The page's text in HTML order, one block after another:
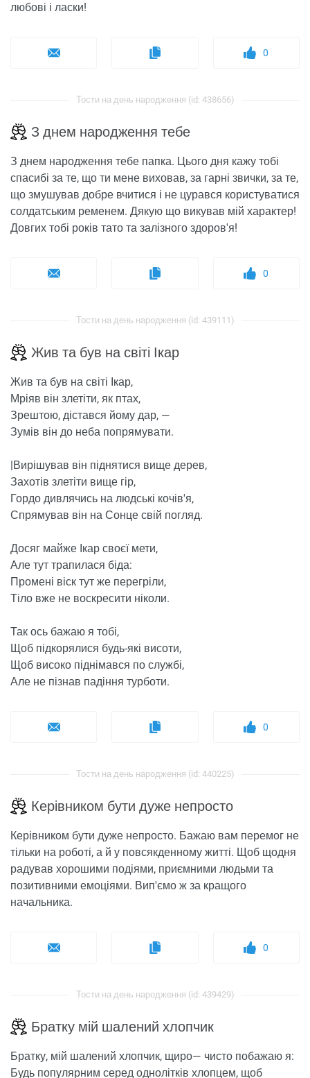
любові і ласки!
0
Тости на день народження (id: 438656)
З днем ​​народження тебе
З днем ​​народження тебе папка. Цього дня кажу тобі
спасибі за те, що ти мене виховав, за гарні звички, за те,
що змушував добре вчитися і не цурався користуватися
солдатським ременем. Дякую що викував мій характер!
Довгих тобі років тато та залізного здоров'я!
0
Тости на день народження (id: 439111)
Жив та був на світі Ікар
Жив та був на світі Ікар,
Мріяв він злетіти, як птах,
Зрештою, дістався йому дар, —
Зумів він до неба попрямувати.
|Вирішував він піднятися вище дерев,
Захотів злетіти вище гір,
Гордо дивлячись на людські кочів'я,
Спрямував він на Сонце свій погляд.
Досяг майже Ікар своєї мети,
Але тут трапилася біда:
Промені віск тут же перегріли,
Тіло вже не воскресити ніколи.
Так ось бажаю я тобі,
Щоб підкорялися будь-які висоти,
Щоб високо піднімався по службі,
Але не пізнав падіння турботи.
0
Тости на день народження (id: 440225)
Керівником бути дуже непросто
Керівником бути дуже непросто. Бажаю вам перемог не
тільки на роботі, а й у повсякденному житті. Щоб щодня
радував хорошими подіями, приємними людьми та
позитивними емоціями. Вип'ємо ж за кращого
начальника.
0
Тости на день народження (id: 439429)
Братку мій шалений хлопчик
Братку, мій шалений хлопчик, щиро— чисто побажаю я:
Будь популярним серед однолітків хлопцем, щоб